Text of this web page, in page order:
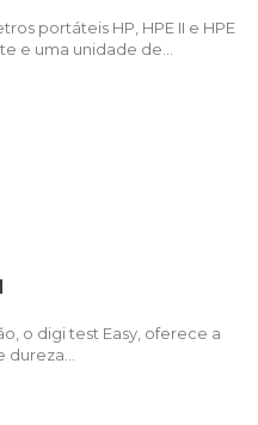
portáteis HP, HPE II e HPE
e uma unidade de...
o digi test Easy, oferece a